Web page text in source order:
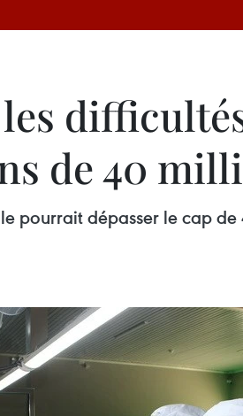
de 40
pourrait dépasser le cap